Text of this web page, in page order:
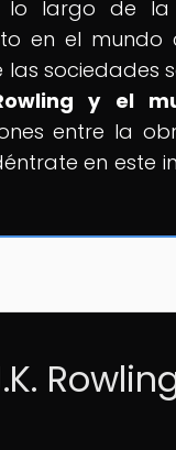
largo de la
en el mundo
sociedades
y el
entre la
en este